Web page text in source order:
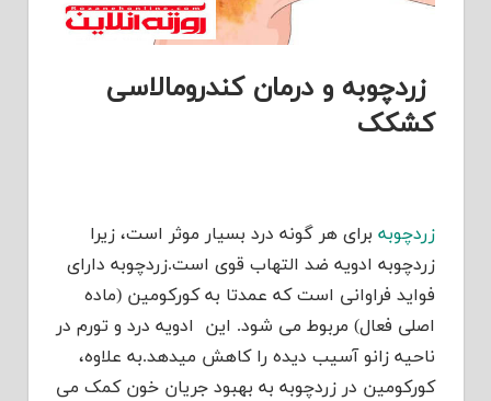
زردچوبه و درمان کندرومالاسی
کشکک
زردچوبه برای هر گونه درد بسیار موثر است، زیرا
زردچوبه ادویه ضد التهاب قوی است.زردچوبه دارای
فواید فراوانی است که عمدتا به کورکومین (ماده
اصلی فعال) مربوط می شود. این ادویه درد و تورم در
ناحیه زانو آسیب دیده را کاهش میدهد.به علاوه،
کورکومین در زردچوبه به بهبود جریان خون کمک می